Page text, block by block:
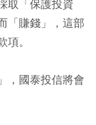
取「保護投資
「賺錢」，這部
。
，國泰投信將會